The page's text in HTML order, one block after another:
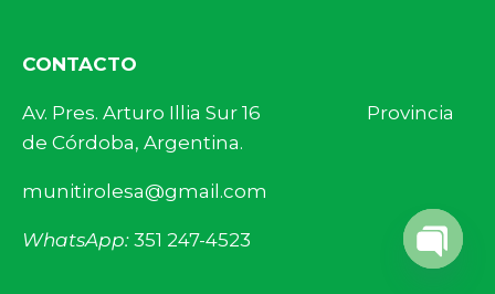
CONTACTO
Av. Pres. Arturo Illia Sur 16 Provincia
de Córdoba, Argentina.
munitirolesa@gmail.com
WhatsApp: 351 247-4523